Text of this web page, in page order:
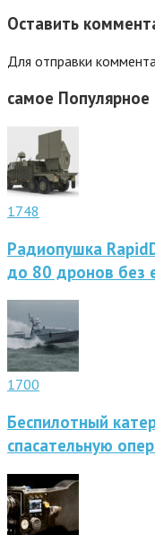
Оставить
Для отправки
самое Популярное
1748
Радиопушка
до 80 дронов без
1700
Беспилотный
спасательную